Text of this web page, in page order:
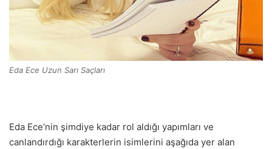
Eda Ece Uzun Sarı Saçları
Eda Ece’nin şimdiye kadar rol aldığı yapımları ve
canlandırdığı karakterlerin isimlerini aşağıda yer alan